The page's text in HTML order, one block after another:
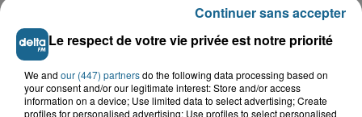
A GAGNER
Le respect de votre vie privée est notre priorité
We and our (447) partnersdo the following data processing based on
your consent and/or our legitimate interest: Store and/or access
information on a device; Use limited data to select advertising; Create
profiles for personalised advertising; Use profiles to select personalised
Continuer sans accepter